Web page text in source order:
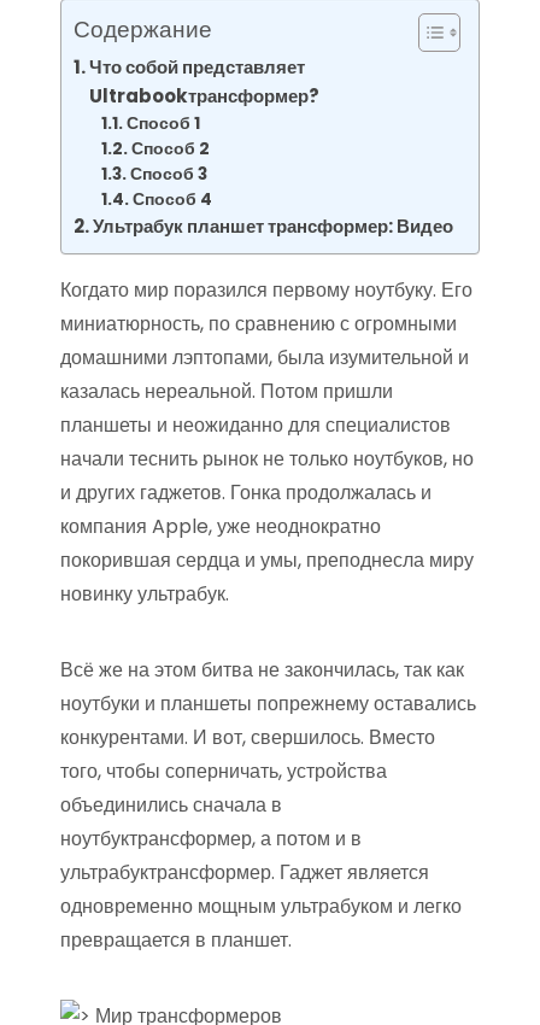
Содержание
Что собой представляет
Ultrabookтрансформер?
Способ 1
Способ 2
Способ 3
Способ 4
Ультрабук планшет трансформер: Видео
Когдато мир поразился первому ноутбуку. Его
миниатюрность, по сравнению с огромными
домашними лэптопами, была изумительной и
казалась нереальной. Потом пришли
планшеты и неожиданно для специалистов
начали теснить рынок не только ноутбуков, но
и других гаджетов. Гонка продолжалась и
компания Apple, уже неоднократно
покорившая сердца и умы, преподнесла миру
новинку ультрабук.
Всё же на этом битва не закончилась, так как
ноутбуки и планшеты попрежнему оставались
конкурентами. И вот, свершилось. Вместо
того, чтобы соперничать, устройства
объединились сначала в
ноутбуктрансформер, а потом и в
ультрабуктрансформер. Гаджет является
одновременно мощным ультрабуком и легко
превращается в планшет.